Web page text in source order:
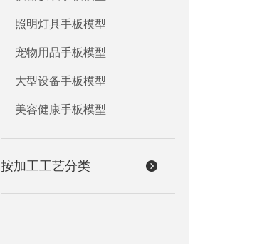
照明灯具手板模型
宠物用品手板模型
大型设备手板模型
美容健康手板模型
按加工工艺分类